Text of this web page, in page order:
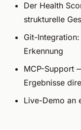
Der Health
strukturelle
Git-
Erkennung
MCP-Support
Ergebnisse
Live-Demo an